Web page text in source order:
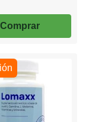
Comprar